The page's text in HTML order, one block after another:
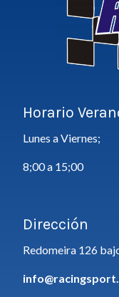
Horario
Lunes a Viernes;
8;00 a 15;00
Dirección
Redomeira 126